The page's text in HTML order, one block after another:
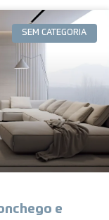
SEM CATEGORIA
e